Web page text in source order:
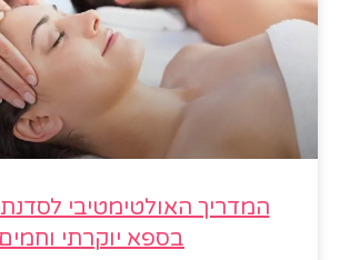
המדריך האולטימטיבי לסדנת
בספא יוקרתי וחמים